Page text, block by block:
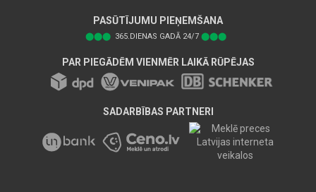
PASŪTĪJUMU PIEŅEMŠANA
⬤⬤⬤ 365.DIENAS GADĀ 24/7 ⬤⬤⬤
PAR PIEGĀDĒM VIENMĒR LAIKĀ RŪPĒJAS
SADARBĪBAS PARTNERI